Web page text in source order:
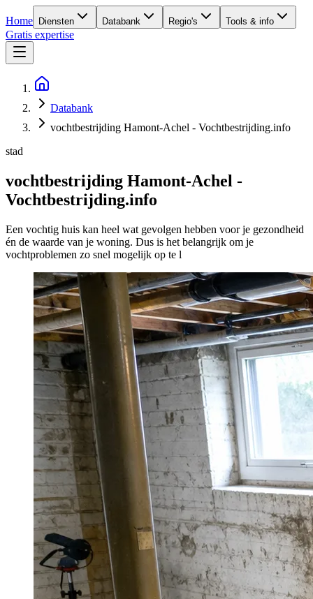
Home Diensten Databank Regio's Tools & info
Gratis expertise
Databank
vochtbestrijding Hamont-Achel - Vochtbestrijding.info
stad
vochtbestrijding Hamont-Achel -
Vochtbestrijding.info
Een vochtig huis kan heel wat gevolgen hebben voor je gezondheid
én de waarde van je woning. Dus is het belangrijk om je
vochtproblemen zo snel mogelijk op te l